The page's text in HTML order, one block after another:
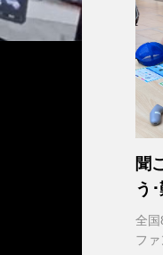
聞
う
VR
を
全国
フ